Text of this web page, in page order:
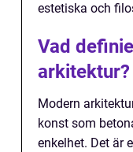
estetiska och
Vad
arkitektur?
Modern
konst som
enkelhet. Det är